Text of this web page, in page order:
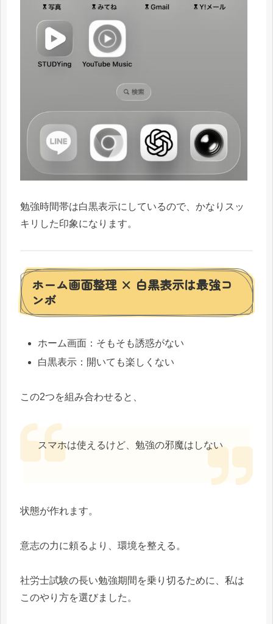
勉強時間帯は白黒表示にしているので、かなりスッ
キリした印象になります。
ホーム画面整理 × 白黒表示は最強コ
ンボ
ホーム画面：そもそも誘惑がない
白黒表示：開いても楽しくない
この2つを組み合わせると、
スマホは使えるけど、勉強の邪魔はしない
状態が作れます。
意志の力に頼るより、環境を整える。
社労士試験の長い勉強期間を乗り切るために、私は
このやり方を選びました。